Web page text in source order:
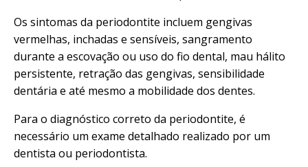
Os sintomas da periodontite incluem gengivas
vermelhas, inchadas e sensíveis, sangramento
durante a escovação ou uso do fio dental, mau hálito
persistente, retração das gengivas, sensibilidade
dentária e até mesmo a mobilidade dos dentes.
Para o diagnóstico correto da periodontite, é
necessário um exame detalhado realizado por um
dentista ou periodontista.